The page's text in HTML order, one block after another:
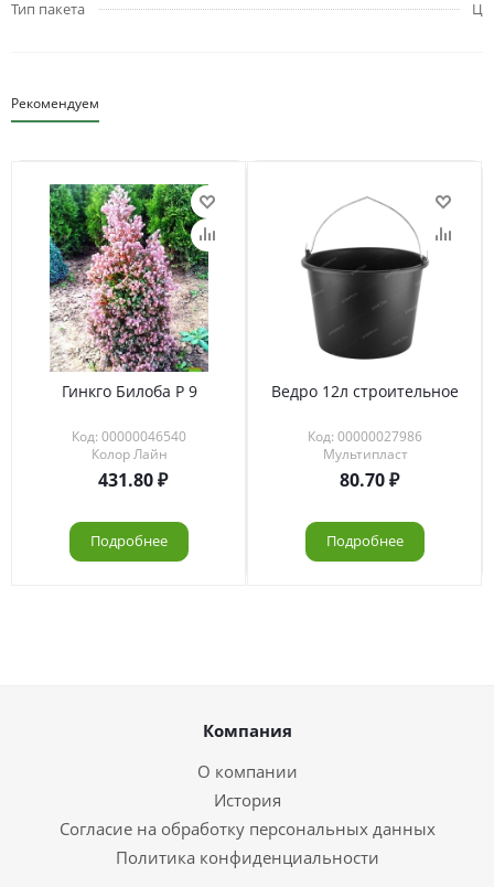
Тип пакета
Ц
Рекомендуем
Гинкго Билоба Р 9
Код: 00000046540
Колор Лайн
431.80
Подробнее
Ведро 12л строительное
Код: 00000027986
Мультипласт
80.70
Подробнее
Компания
О компании
История
Согласие на обработку персональных данных
Политика конфиденциальности